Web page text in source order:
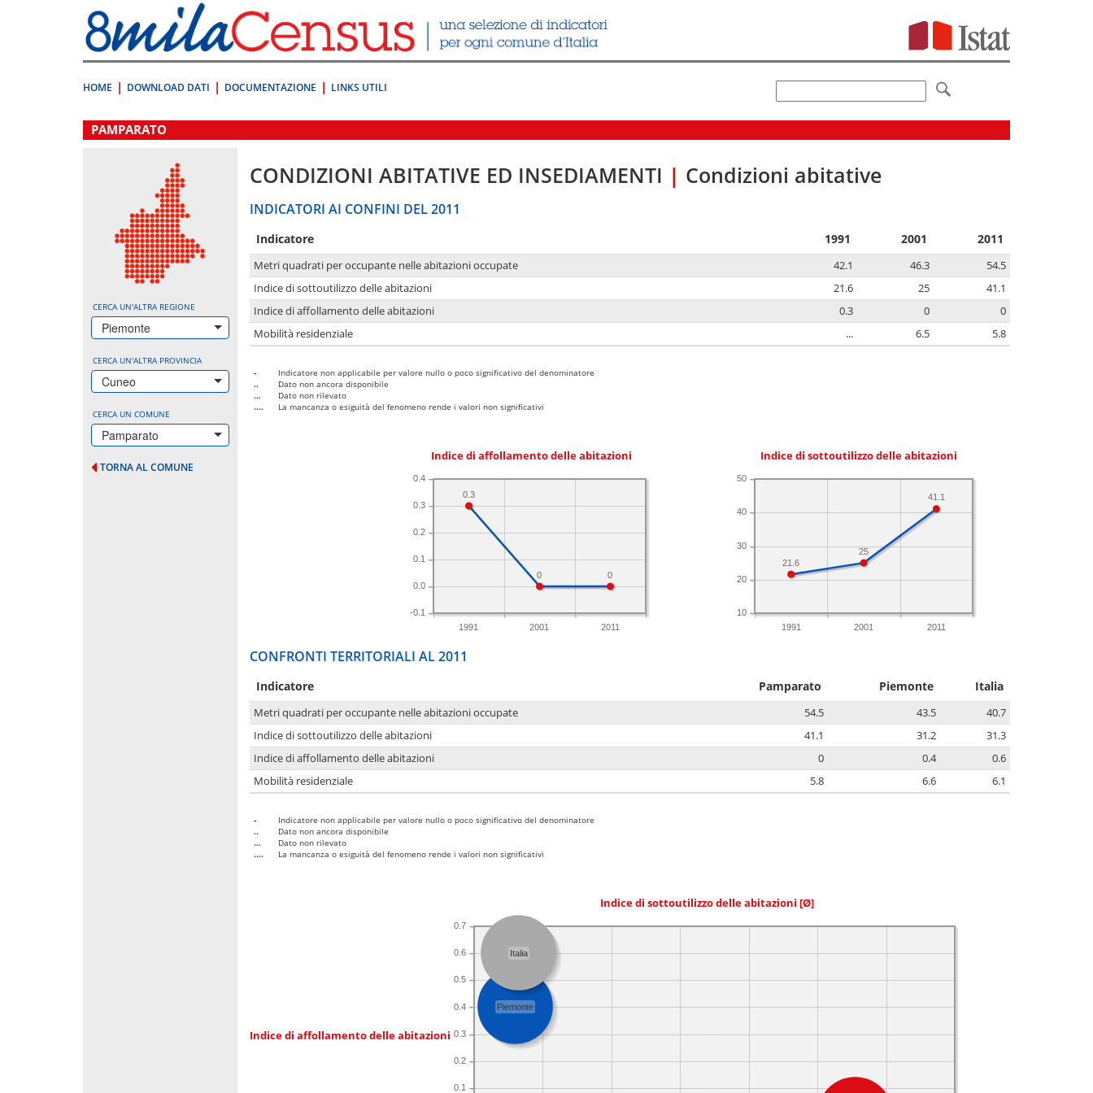
direttamente
a:
Contenuto
HOME DOWNLOAD DATI DOCUMENTAZIONE LINKS UTILI
.
PAMPARATO
CERCA UN'ALTRA REGIONE
Piemonte
CERCA UN'ALTRA PROVINCIA
Cuneo
CERCA UN COMUNE
Pamparato
TORNA AL COMUNE
CONDIZIONI ABITATIVE ED INSEDIAMENTI | Condizioni abitative
INDICATORI AI CONFINI DEL 2011
Indicatore 1991 2001 2011
Metri quadrati per occupante nelle abitazioni occupate 42.1 46.3
54.5
Indice di sottoutilizzo delle abitazioni
21.6 25
41.1
Indice di affollamento delle abitazioni
0.3 0
0
Mobilità residenziale
... 6.5 5.8
-
Indicatore non applicabile per valore nullo o poco significativo del denominatore
..
Dato non ancora disponibile
...
Dato non rilevato
....
La mancanza o esiguità del fenomeno rende i valori non significativi
Indice di affollamento delle abitazioni
1991 2001 2011
-0.1
0.0
0.1
0.2
0.3
0.4
0
0
0.3
Indice di sottoutilizzo delle abitazioni
1991 2001 2011
10
20
30
40
50
41.1
25
21.6
CONFRONTI TERRITORIALI AL 2011
Indicatore Pamparato Piemonte Italia
Metri quadrati per occupante nelle abitazioni occupate 54.5 43.5
40.7
Indice di sottoutilizzo delle abitazioni
41.1 31.2
31.3
Indice di affollamento delle abitazioni
0 0.4
0.6
Mobilità residenziale
5.8 6.6 6.1
-
Indicatore non applicabile per valore nullo o poco significativo del denominatore
..
Dato non ancora disponibile
...
Dato non rilevato
....
La mancanza o esiguità del fenomeno rende i valori non significativi
Indice di sottoutilizzo delle abitazioni [Ø]
Indice di affollamento delle abitazioni
0.1
0.2
0.3
0.4
0.5
0.6
0.7
Piemonte
Italia